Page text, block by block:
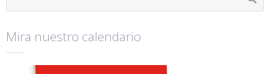
Mira nuestro calendario